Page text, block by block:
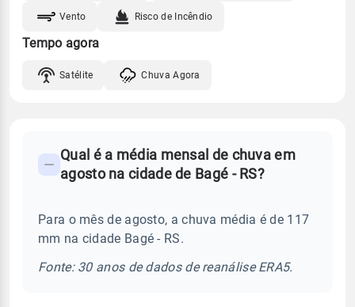
Vento Risco de Incêndio
Tempo agora
Satélite Chuva Agora
Perguntas
sobre
chuva
Qual é a média mensal de chuva em
agosto na cidade de Bagé - RS?
Para o mês de agosto, a chuva média é de 117
mm na cidade Bagé - RS.
Fonte: 30 anos de dados de reanálise ERA5.